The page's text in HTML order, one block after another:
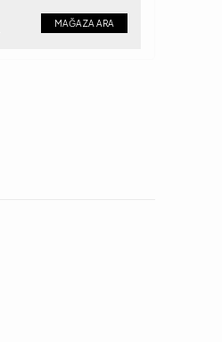
MAĞAZA ARA